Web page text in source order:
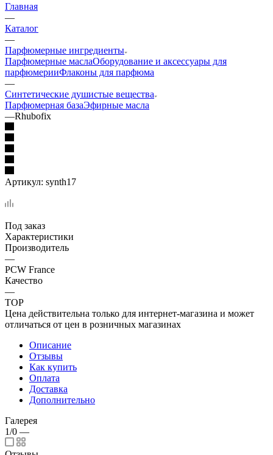
Главная
—
Каталог
—
Парфюмерные ингредиенты
Парфюмерные маслаОборудование и аксессуары для
парфюмерииФлаконы для парфюма
—
Синтетические душистые вещества
Парфюмерная базаЭфирные масла
—Rhubofix
Артикул: synth17
Под заказ
Характеристики
Производитель
—
PCW France
Качество
—
TOP
Цена действительна только для интернет-магазина и может
отличаться от цен в розничных магазинах
Описание
Отзывы
Как купить
Оплата
Доставка
Дополнительно
Галерея
1/0 —